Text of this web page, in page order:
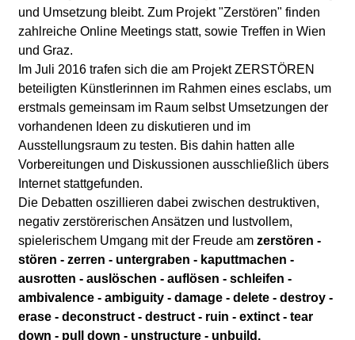
a
b
o
und Umsetzung bleibt. Zum Projekt "Zerstören" finden
zahlreiche Online Meetings statt, sowie Treffen in Wien
und Graz.
Im Juli 2016 trafen sich die am Projekt ZERSTÖREN
beteiligten Künstlerinnen im Rahmen eines esclabs, um
erstmals gemeinsam im Raum selbst Umsetzungen der
vorhandenen Ideen zu diskutieren und im
Ausstellungsraum zu testen. Bis dahin hatten alle
Vorbereitungen und Diskussionen ausschließlich übers
Internet stattgefunden.
Die Debatten oszillieren dabei zwischen destruktiven,
negativ zerstörerischen Ansätzen und lustvollem,
spielerischem Umgang mit der Freude am zerstören -
stören - zerren - untergraben - kaputtmachen -
ausrotten - auslöschen - auflösen - schleifen -
ambivalence - ambiguity - damage - delete - destroy -
erase - deconstruct - destruct - ruin - extinct - tear
down - pull down - unstructure - unbuild .